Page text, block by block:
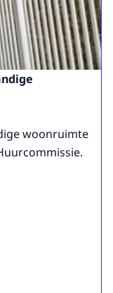
woonruimte